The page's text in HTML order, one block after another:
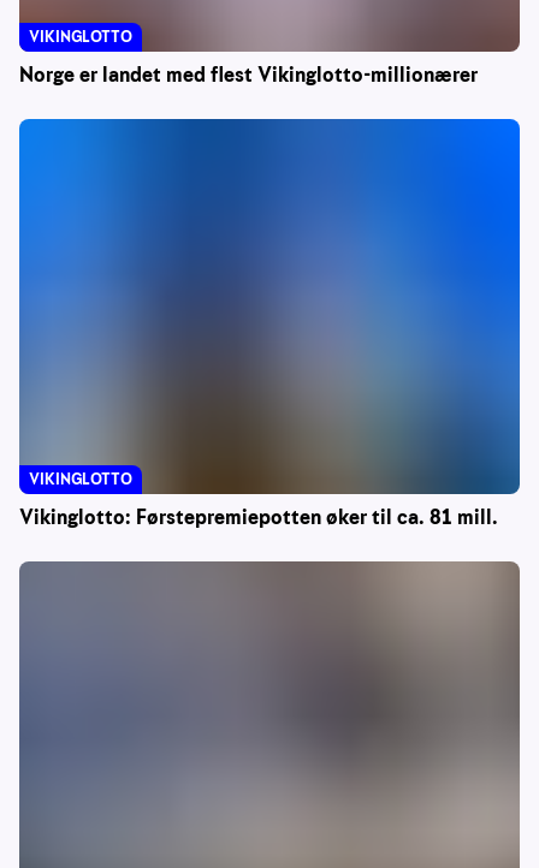
Norge er landet med flest Vikinglotto-millionærer
VIKINGLOTTO
Vikinglotto: Førstepremiepotten øker til ca. 81 mill.
VIKINGLOTTO